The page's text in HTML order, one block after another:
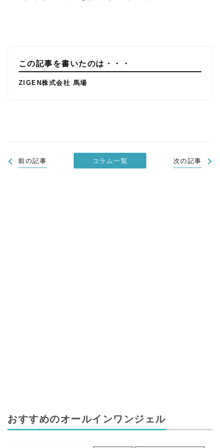
この記事を書いたのは・・・
ZIGEN株式会社 馬場
前の記事 コラム一覧 次の記事
おすすめのオールインワンジェル